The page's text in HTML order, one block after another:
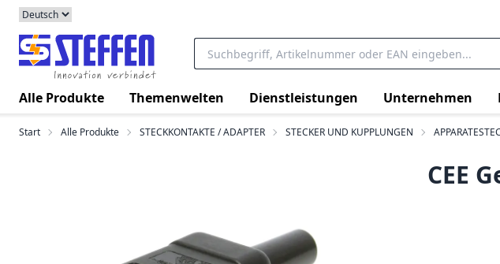
Alle Produkte Themenwelten Dienstleistungen Unternehmen
Start Alle Produkte STECKKONTAKTE / ADAPTER STECKER UND KUPPLUNGEN
CEE